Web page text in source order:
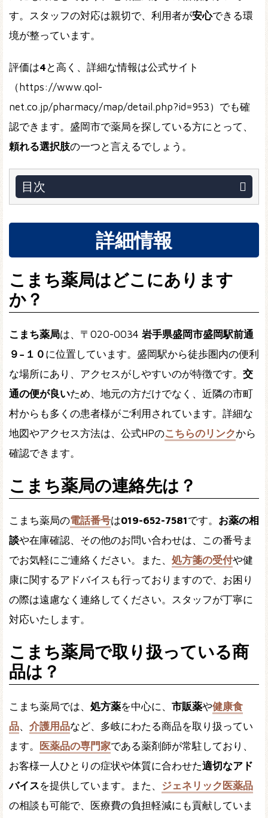
す。スタッフの対応は親切で、利用者が安心できる環
境が整っています。
評価は4 と高く、詳細な情報は公式サイト
（https://www.qol-
net.co.jp/pharmacy/map/detail.php?id=953）でも確
認できます。盛岡市で薬局を探している方にとって、
頼れる選択肢の一つと言えるでしょう。
目次
詳細情報
こまち薬局はどこにあります
か？
こまち薬局は、〒020-0034 岩手県盛岡市盛岡駅前通
９−１０ に位置しています。盛岡駅から徒歩圏内の便利
な場所にあり、アクセスがしやすいのが特徴です。 交
通の便が良いため、地元の方だけでなく、近隣の市町
村からも多くの患者様がご利用されています。詳細な
地図やアクセス方法は、公式HPのこちらのリンクから
確認できます。
こまち薬局の連絡先は？
こまち薬局の電話番号は019-652-7581です。 お薬の相
談や在庫確認、その他のお問い合わせは、この番号ま
でお気軽にご連絡ください。また、 処方箋の受付や健
康に関するアドバイスも行っておりますので、お困り
の際は遠慮なく連絡してください。スタッフが丁寧に
対応いたします。
こまち薬局で取り扱っている商
品は？
こまち薬局では、 処方薬を中心に、 市販薬や健康食
品、 介護用品など、多岐にわたる商品を取り扱ってい
ます。
医薬品の専門家である薬剤師が常駐しており、
お客様一人ひとりの症状や体質に合わせた適切なアド
バイスを提供しています。また、 ジェネリック医薬品
の相談も可能で、医療費の負担軽減にも貢献していま